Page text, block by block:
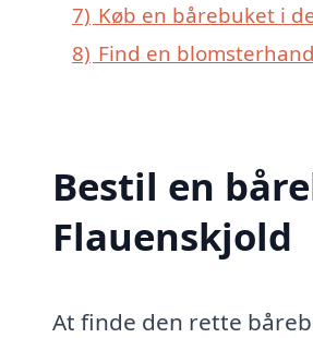
7) Køb en bårebuket i
8) Find en
Bestil en
Flauenskjold
At finde den rette